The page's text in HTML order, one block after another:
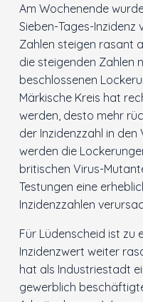
Wahlprogramm
Kooperationsvertrag
Innenstadt
Der Ortsverein
Ratsfraktion
Kontakt
Am Wochenende
Sieben-Tages-Inzidenz
Zahlen steigen rasant
die steigenden Zahlen
beschlossenen
Märkische Kreis hat
werden, desto mehr
der Inzidenzzahl in
werden die
britischen Virus-
Testungen eine
Inzidenzzahlen
Für Lüdenscheid ist zu
Inzidenzwert weiter
hat als Industriestadt
gewerblich